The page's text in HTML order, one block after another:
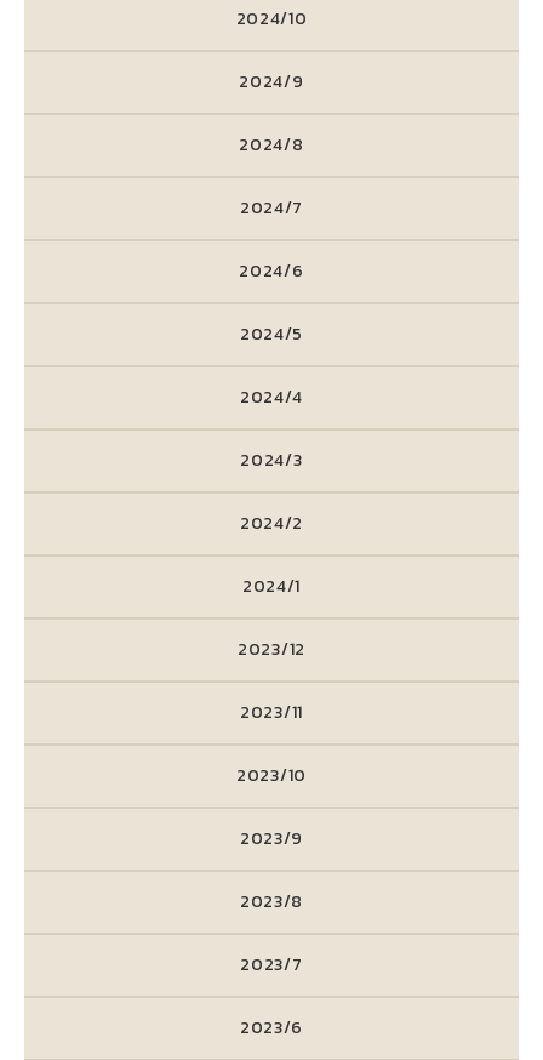
2024/10
2024/9
2024/8
2024/7
2024/6
2024/5
2024/4
2024/3
2024/2
2024/1
2023/12
2023/11
2023/10
2023/9
2023/8
2023/7
2023/6